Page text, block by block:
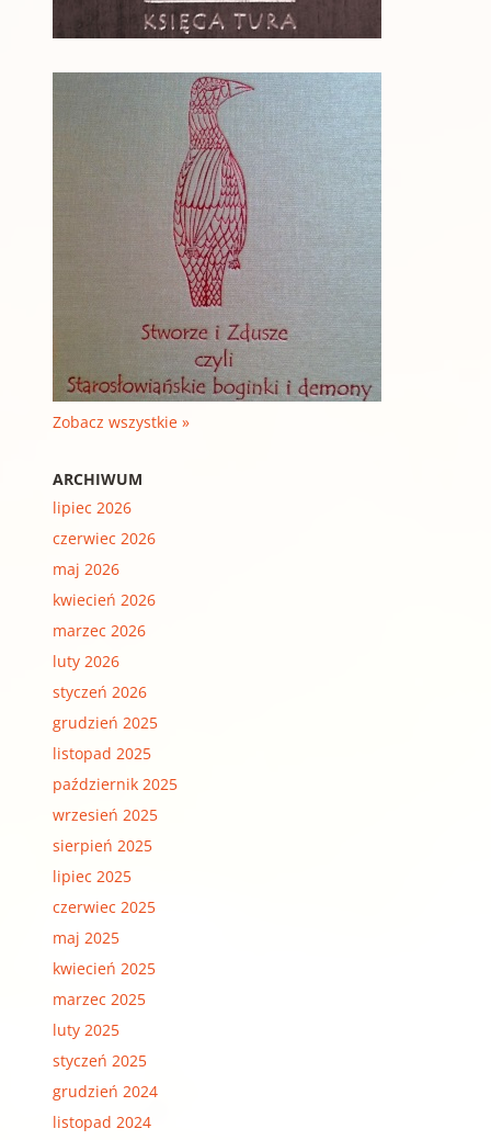
Zobacz wszystkie »
ARCHIWUM
lipiec 2026
czerwiec 2026
maj 2026
kwiecień 2026
marzec 2026
luty 2026
styczeń 2026
grudzień 2025
listopad 2025
październik 2025
wrzesień 2025
sierpień 2025
lipiec 2025
czerwiec 2025
maj 2025
kwiecień 2025
marzec 2025
luty 2025
styczeń 2025
grudzień 2024
listopad 2024